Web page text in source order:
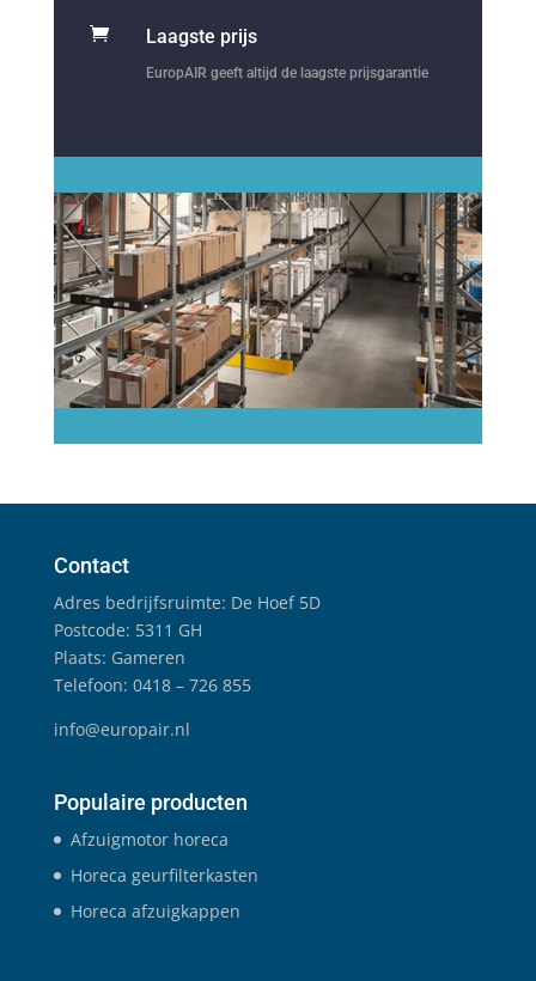
 Laagste prijs
EuropAIR geeft altijd de laagste prijsgarantie
Contact
Adres bedrijfsruimte: De Hoef 5D
Postcode: 5311 GH
Plaats: Gameren
Telefoon: 0418 – 726 855
info@europair.nl
Populaire producten
Afzuigmotor horeca
Horeca geurfilterkasten
Horeca afzuigkappen